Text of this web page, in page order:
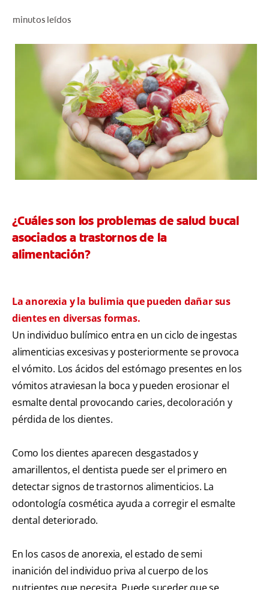
PROMOCIONES
NI (ES)
SUSCRÍBASE
minutos leídos
¿Cuáles son los problemas de salud bucal
asociados a trastornos de la
alimentación?
La anorexia y la bulimia que pueden dañar sus
dientes en diversas formas.
Un individuo bulímico entra en un ciclo de ingestas
alimenticias excesivas y posteriormente se provoca
el vómito. Los ácidos del estómago presentes en los
vómitos atraviesan la boca y pueden erosionar el
esmalte dental provocando caries, decoloración y
pérdida de los dientes.
Como los dientes aparecen desgastados y
amarillentos, el dentista puede ser el primero en
detectar signos de trastornos alimenticios. La
odontología cosmética ayuda a corregir el esmalte
dental deteriorado.
En los casos de anorexia, el estado de semi
inanición del individuo priva al cuerpo de los